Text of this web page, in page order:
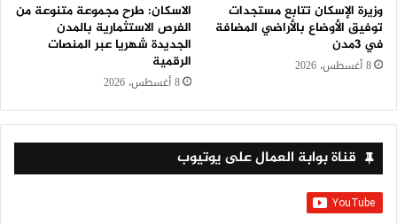
وزيرة الإسكان تتابع مستجدات
توفيق الأوضاع بالأراضي المضافة
في 3مدن
8 أغسطس، 2026
الاسكان: طرح مجموعة متنوعة من
الفرص الاستثمارية بالمدن
الجديدة شهريا عبر المنصات
الرقمية
8 أغسطس، 2026
قناة بوابة العمال على يوتيوب